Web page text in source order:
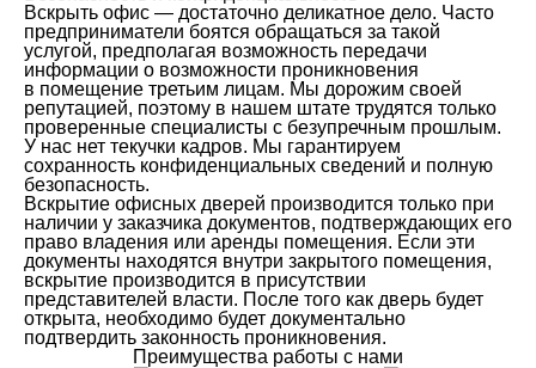
Вскрыть офис — достаточно деликатное дело. Часто
предприниматели боятся обращаться за такой
услугой, предполагая возможность передачи
информации о возможности проникновения
в помещение третьим лицам. Мы дорожим своей
репутацией, поэтому в нашем штате трудятся только
проверенные специалисты с безупречным прошлым.
У нас нет текучки кадров. Мы гарантируем
сохранность конфиденциальных сведений и полную
безопасность.
Вскрытие офисных дверей производится только при
наличии у заказчика документов, подтверждающих его
право владения или аренды помещения. Если эти
документы находятся внутри закрытого помещения,
вскрытие производится в присутствии
представителей власти. После того как дверь будет
открыта, необходимо будет документально
подтвердить законность проникновения.
Преимущества работы с нами